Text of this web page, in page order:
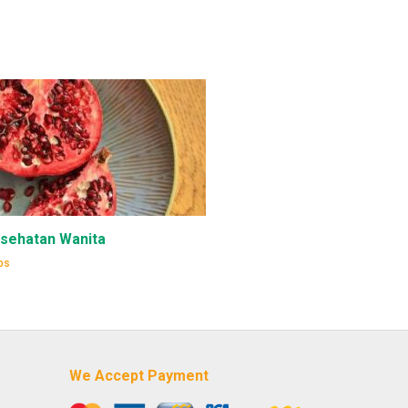
Wanita
We Accept Payment